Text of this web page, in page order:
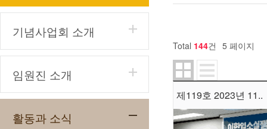
기념사업회 소개
임원진 소개
활동과 소식
Total 144건 5 페이지
제119호 2023년 11..